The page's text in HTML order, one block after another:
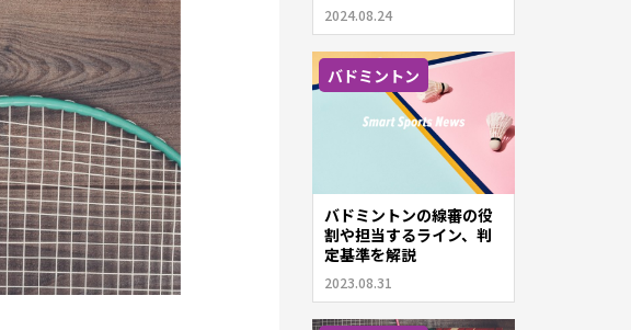
2024.08.24
バドミントン
バドミントンの線審の役
割や担当するライン、判
定基準を解説
2023.08.31